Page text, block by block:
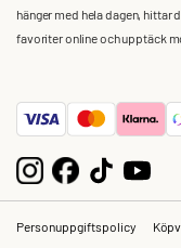
hänger med hela dagen,
favoriter online och upptäck
Personuppgiftspolicy